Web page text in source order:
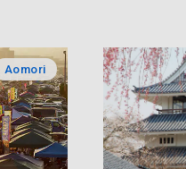
Aomori